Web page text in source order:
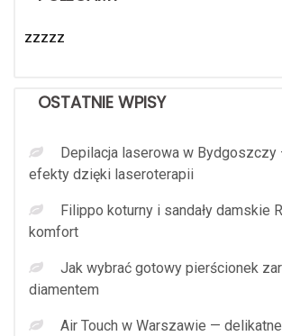
zzzzz
OSTATNIE WPISY
Depilacja laserowa w Bydgoszczy
efekty dzięki laseroterapii
Filippo koturny i sandały damskie
komfort
Jak wybrać gotowy pierścionek
diamentem
Air Touch w Warszawie —